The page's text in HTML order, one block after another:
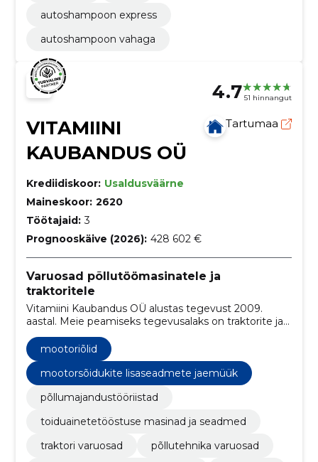
autoshampoon express
autoshampoon vahaga
4.7 51 hinnangut
VITAMIINI
KAUBANDUS OÜ
Tartumaa
Krediidiskoor: Usaldusväärne
Maineskoor: 2620
Töötajaid: 3
Prognooskäive (2026): 428 602 €
Varuosad põllutöömasinatele ja
traktoritele
Vitamiini Kaubandus OÜ alustas tegevust 2009.
aastal. Meie peamiseks tegevusalaks on traktorite ja
põllumajandusmasinate varuosade müük.
mootoriõlid
mootorsõidukite lisaseadmete jaemüük
põllumajandustööriistad
toiduainetetööstuse masinad ja seadmed
traktori varuosad
põllutehnika varuosad